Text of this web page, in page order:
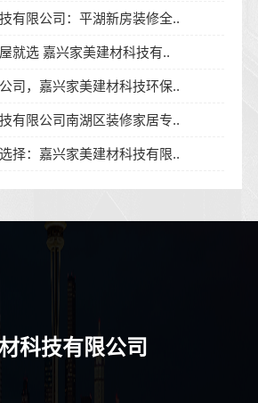
有限公司：平湖新房装修全..
就选 嘉兴家美建材科技有..
司，嘉兴家美建材科技环保..
有限公司南湖区装修家居专..
择：嘉兴家美建材科技有限..
科技有限公司